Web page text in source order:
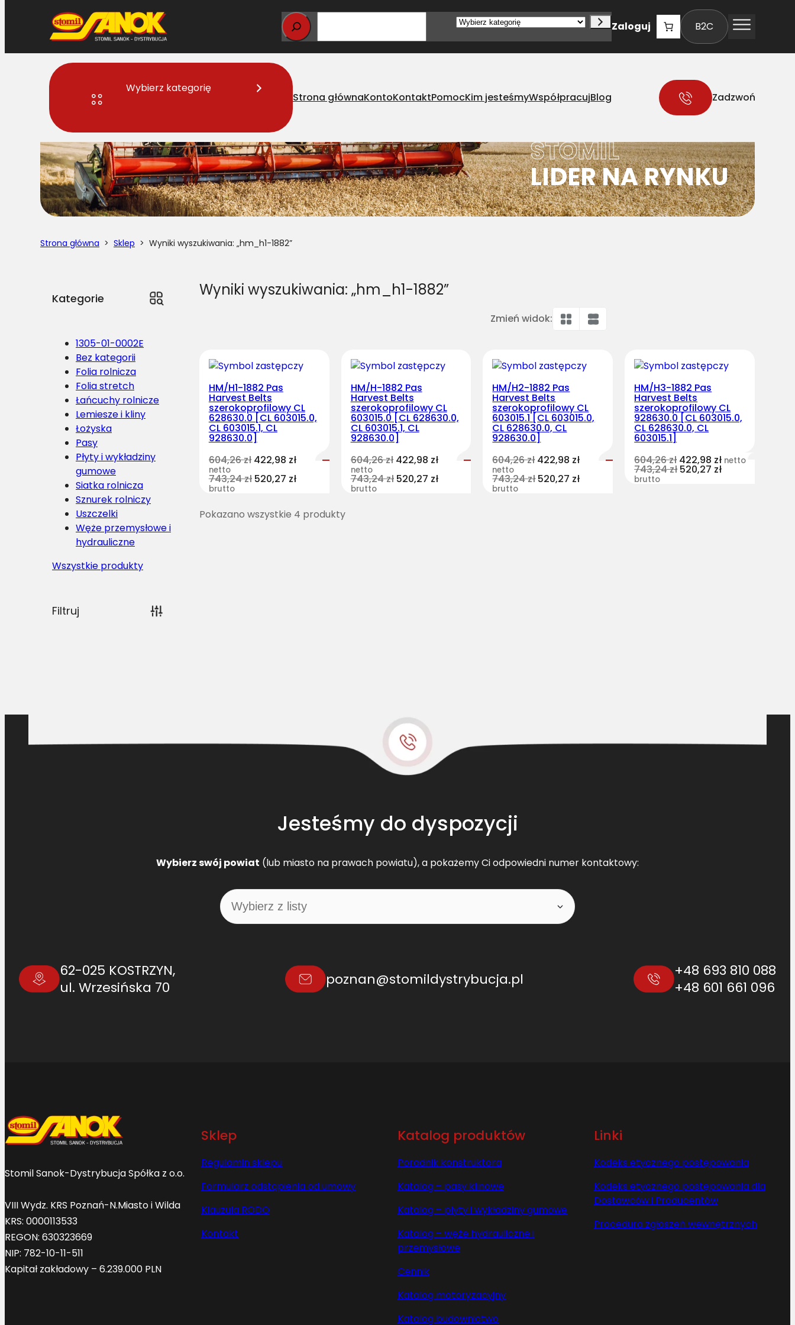
Wybierz
Zaloguj B2C
Wybierz kategorię
Strona głównaKontoKontaktPomocKim jesteśmyWspółpracujBlog Zadzwoń
STOMIL
LIDER NA RYNKU
Strona główna > Sklep > Wyniki wyszukiwania: „hm_h1-1882”
Kategorie
1305-01-0002E
Bez kategorii
Folia rolnicza
Folia stretch
Łańcuchy rolnicze
Lemiesze i kliny
Łożyska
Pasy
Płyty i wykładziny
gumowe
Siatka rolnicza
Sznurek rolniczy
Uszczelki
Węże przemysłowe i
hydrauliczne
Wszystkie produkty
Filtruj
Wyniki wyszukiwania: „hm_h1-1882”
Zmień widok:
HM/H1-1882 Pas
Harvest Belts
szerokoprofilowy CL
628630.0 [CL 603015.0,
CL 603015.1, CL
928630.0]
604,26zł 422,98 zł
netto
743,24zł 520,27 zł
brutto
HM/H-1882 Pas
Harvest Belts
szerokoprofilowy CL
603015.0 [CL 628630.0,
CL 603015.1, CL
928630.0]
604,26zł 422,98 zł
netto
743,24zł 520,27 zł
brutto
HM/H2-1882 Pas
Harvest Belts
szerokoprofilowy CL
603015.1 [CL 603015.0,
CL 628630.0, CL
928630.0]
604,26zł 422,98 zł
netto
743,24zł 520,27 zł
brutto
HM/H3-1882 Pas
Harvest Belts
szerokoprofilowy CL
928630.0 [CL 603015.0,
CL 628630.0, CL
603015.1]
604,26zł 422,98 zł netto
743,24zł 520,27 zł
brutto
Pokazano wszystkie 4 produkty
Jesteśmy do dyspozycji
Wybierz swój powiat (lub miasto na prawach powiatu), a pokażemy Ci odpowiedni numer kontaktowy:
62-025 KOSTRZYN,
ul. Wrzesińska 70
poznan@stomildystrybucja.pl
+48 693 810 088
+48 601 661 096
Stomil Sanok-Dystrybucja Spółka z o.o.
VIII Wydz. KRS Poznań-N.Miasto i Wilda
KRS: 0000113533
REGON: 630323669
NIP: 782-10-11-511
Kapitał zakładowy – 6.239.000 PLN
Sklep
Regulamin sklepu
Formularz odstąpienia od umowy
Klauzula RODO
Kontakt
Katalog produktów
Poradnik konstruktora
Katalog – pasy klinowe
Katalog – płyty i wykładziny gumowe
Katalog – węże hydrauliczne i
przemysłowe
Cennik
Katalog motoryzacyjny
Katalog budownictwo
Linki
Kodeks etycznego postępowania
Kodeks etycznego postępowania dla
Dostawców i Producentów
Procedura zgłoszeń wewnętrznych